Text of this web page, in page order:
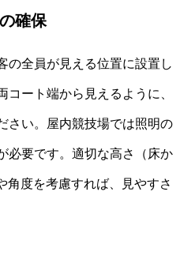
確保
の全員が見える位置に設置し
コート端から見えるように、
さい。屋内競技場では照明の
必要です。適切な高さ（床か
角度を考慮すれば、見やすさ